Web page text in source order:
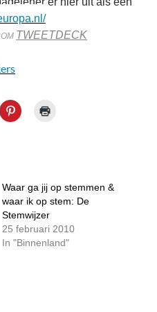
TWEETDECK
Waar ga jij op stemmen &
waar ik op stem: De
Stemwijzer
25 februari 2010
In "Binnenland"